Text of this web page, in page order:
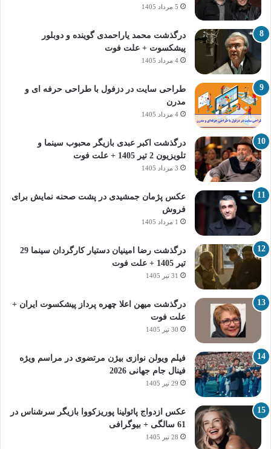
5 مرداد 1405
درگذشت محمد یاراحمدی گوینده و دوبلور
پیشکسوت + علت فوت
4 مرداد 1405
طراحی سایت در دزفول با طراحی حرفه‌ ای و
مدرن
4 مرداد 1405
درگذشت اکبر عبدی بازیگر محبوب سینما و
تلویزیون 2 تیر 1405 + علت فوت
3 مرداد 1405
عکس پژمان جمشیدی در پشت صحنه نمایش برای
فروش
1 مرداد 1405
درگذشت رضا امینیان دستیار کارگردان سینما 29
تیر 1405 + علت فوت
31 تیر 1405
درگذشت میهن اعلا چهره پرداز پیشکسوت ایران +
علت فوت
30 تیر 1405
فیلم ویولن نوازی بیژن مرتضوی در مراسم ویژه
فینال جام جهانی 2026
29 تیر 1405
عکس ازدواج پائولینا پوریزکووا بازیگر سرشناس در
61 سالگی + بیوگرافی
28 تیر 1405